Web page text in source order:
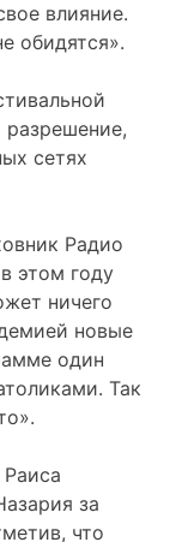
влияние.
обидятся».
сетях
Радио
этом году
ничего
новые
один
Так
за
что